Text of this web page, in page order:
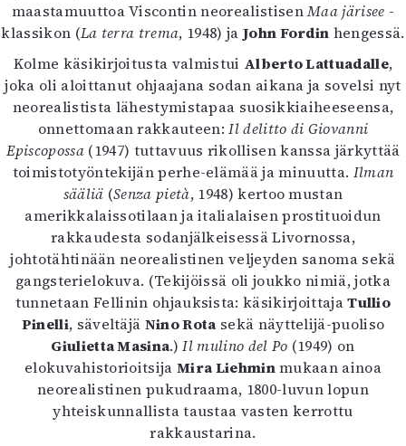
maastamuuttoa Viscontin neorealistisenMaa järisee -
klassikon (La terra trema, 1948) ja John Fordin hengessä.
Kolme käsikirjoitusta valmistui Alberto Lattuadalle,
joka oli aloittanut ohjaajana sodan aikana ja sovelsi nyt
neorealistista lähestymistapaa suosikkiaiheeseensa,
onnettomaan rakkauteen:Il delitto di Giovanni
Episcopossa (1947) tuttavuus rikollisen kanssa järkyttää
toimistotyöntekijän perhe-elämää ja minuutta. Ilman
sääliä (Senza pietà, 1948) kertoo mustan
amerikkalaissotilaan ja italialaisen prostituoidun
rakkaudesta sodanjälkeisessä Livornossa,
johtotähtinään neorealistinen veljeyden sanoma sekä
gangsterielokuva. (Tekijöissä oli joukko nimiä, jotka
tunnetaan Fellinin ohjauksista: käsikirjoittajaTullio
Pinelli, säveltäjä Nino Rota sekä näyttelijä-puoliso
Giulietta Masina.)Il mulino del Po (1949) on
elokuvahistorioitsijaMira Liehminmukaan ainoa
neorealistinen pukudraama, 1800-luvun lopun
yhteiskunnallista taustaa vasten kerrottu
rakkaustarina.